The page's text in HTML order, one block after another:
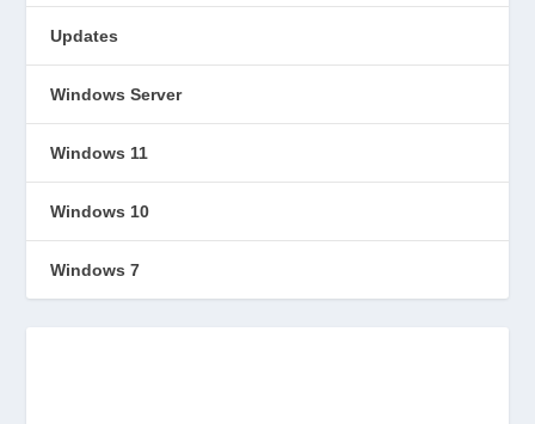
Updates
Windows Server
Windows 11
Windows 10
Windows 7